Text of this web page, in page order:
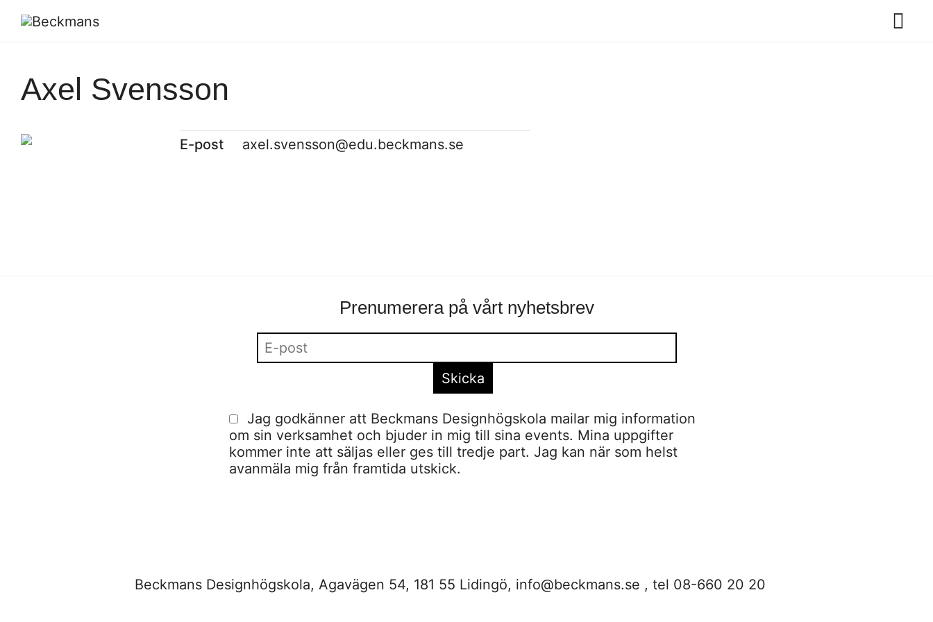
Axel Svensson
E-post axel.svensson@edu.beckmans.se
Prenumerera på vårt nyhetsbrev
Jag godkänner att Beckmans Designhögskola mailar mig information
om sin verksamhet och bjuder in mig till sina events. Mina uppgifter
kommer inte att säljas eller ges till tredje part. Jag kan när som helst
avanmäla mig från framtida utskick.
Beckmans Designhögskola, Agavägen 54, 181 55 Lidingö, info@beckmans.se , tel 08-660 20 20